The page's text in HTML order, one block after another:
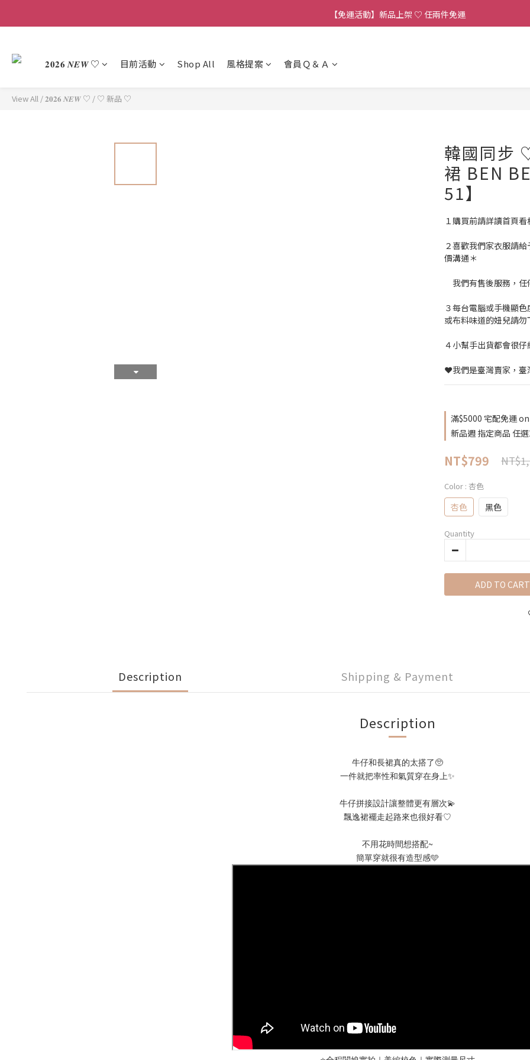
【連線直播】每週二 ~ 週五 𝟐𝟎:𝟎𝟎 詳見 𝑰𝑮 公告
【免運活動】新品上架 ♡ 任兩件免運
【連線直播】每週二 ~ 週五 𝟐𝟎:𝟎𝟎 詳見 𝑰𝑮 公告
𝟐𝟎𝟐𝟔 𝑵𝑬𝑾 ♡ 目前活動 Shop All 風格提案 會員Ｑ＆Ａ
View All /𝟐𝟎𝟐𝟔 𝑵𝑬𝑾 ♡ / ♡ 新品 ♡
韓國同步
裙 BEN
51】
１購買前請詳讀首頁
２喜歡我們家衣服請
價溝通＊
我們有售後服務，任
３每台電腦或手機顯
或布料味道的妞兒請勿
４小幫手出貨都會很
❤️我們是臺灣賣家，
滿$5000 宅配免運
新品週 指定商品 任
NT$799
Color : 杏色
杏色 黑色
Quantity
ADD TO CART
Description Shipping & Payment
Description
牛仔和長裙真的太搭了🥺
一件就把率性和氣質穿在身上✨
牛仔拼接設計讓整體更有層次💫
飄逸裙襬走起路來也很好看♡
不用花時間想搭配~
簡單穿就很有造型感🩵